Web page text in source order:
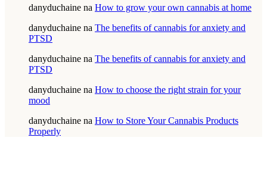
danyduchaine na How to grow your own cannabis at home
danyduchaine na The benefits of cannabis for anxiety and
PTSD
danyduchaine na The benefits of cannabis for anxiety and
PTSD
danyduchaine na How to choose the right strain for your
mood
danyduchaine na How to Store Your Cannabis Products
Properly